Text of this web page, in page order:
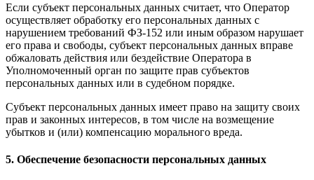
Если субъект персональных данных считает, что Оператор
осуществляет обработку его персональных данных с
нарушением требований ФЗ-152 или иным образом нарушает
его права и свободы, субъект персональных данных вправе
обжаловать действия или бездействие Оператора в
Уполномоченный орган по защите прав субъектов
персональных данных или в судебном порядке.
Субъект персональных данных имеет право на защиту своих
прав и законных интересов, в том числе на возмещение
убытков и (или) компенсацию морального вреда.
5. Обеспечение безопасности персональных данных